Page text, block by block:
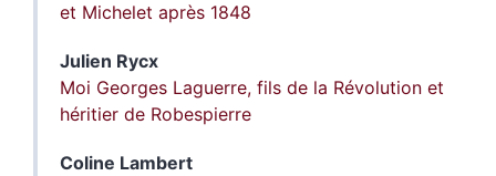
et Michelet après 1848
Julien Rycx
Moi Georges Laguerre, fils de la Révolution et
héritier de Robespierre
Coline Lambert